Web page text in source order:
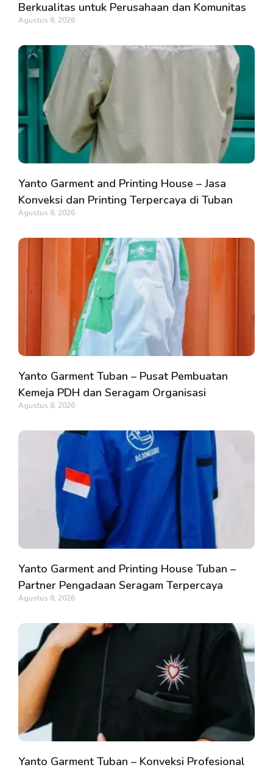
Berkualitas untuk Perusahaan dan Komunitas
Agustus 8, 2026
Yanto Garment and Printing House – Jasa
Konveksi dan Printing Terpercaya di Tuban
Agustus 8, 2026
Yanto Garment Tuban – Pusat Pembuatan
Kemeja PDH dan Seragam Organisasi
Agustus 8, 2026
Yanto Garment and Printing House Tuban –
Partner Pengadaan Seragam Terpercaya
Agustus 8, 2026
Yanto Garment Tuban – Konveksi Profesional